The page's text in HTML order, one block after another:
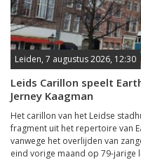
Leiden, 7 augustus 2026, 12:30
Leids Carillon speelt
Jerney Kaagman
Het carillon van het Leidse
fragment uit het repertoire van
vanwege het overlijden van
eind vorige maand op 79-jarige